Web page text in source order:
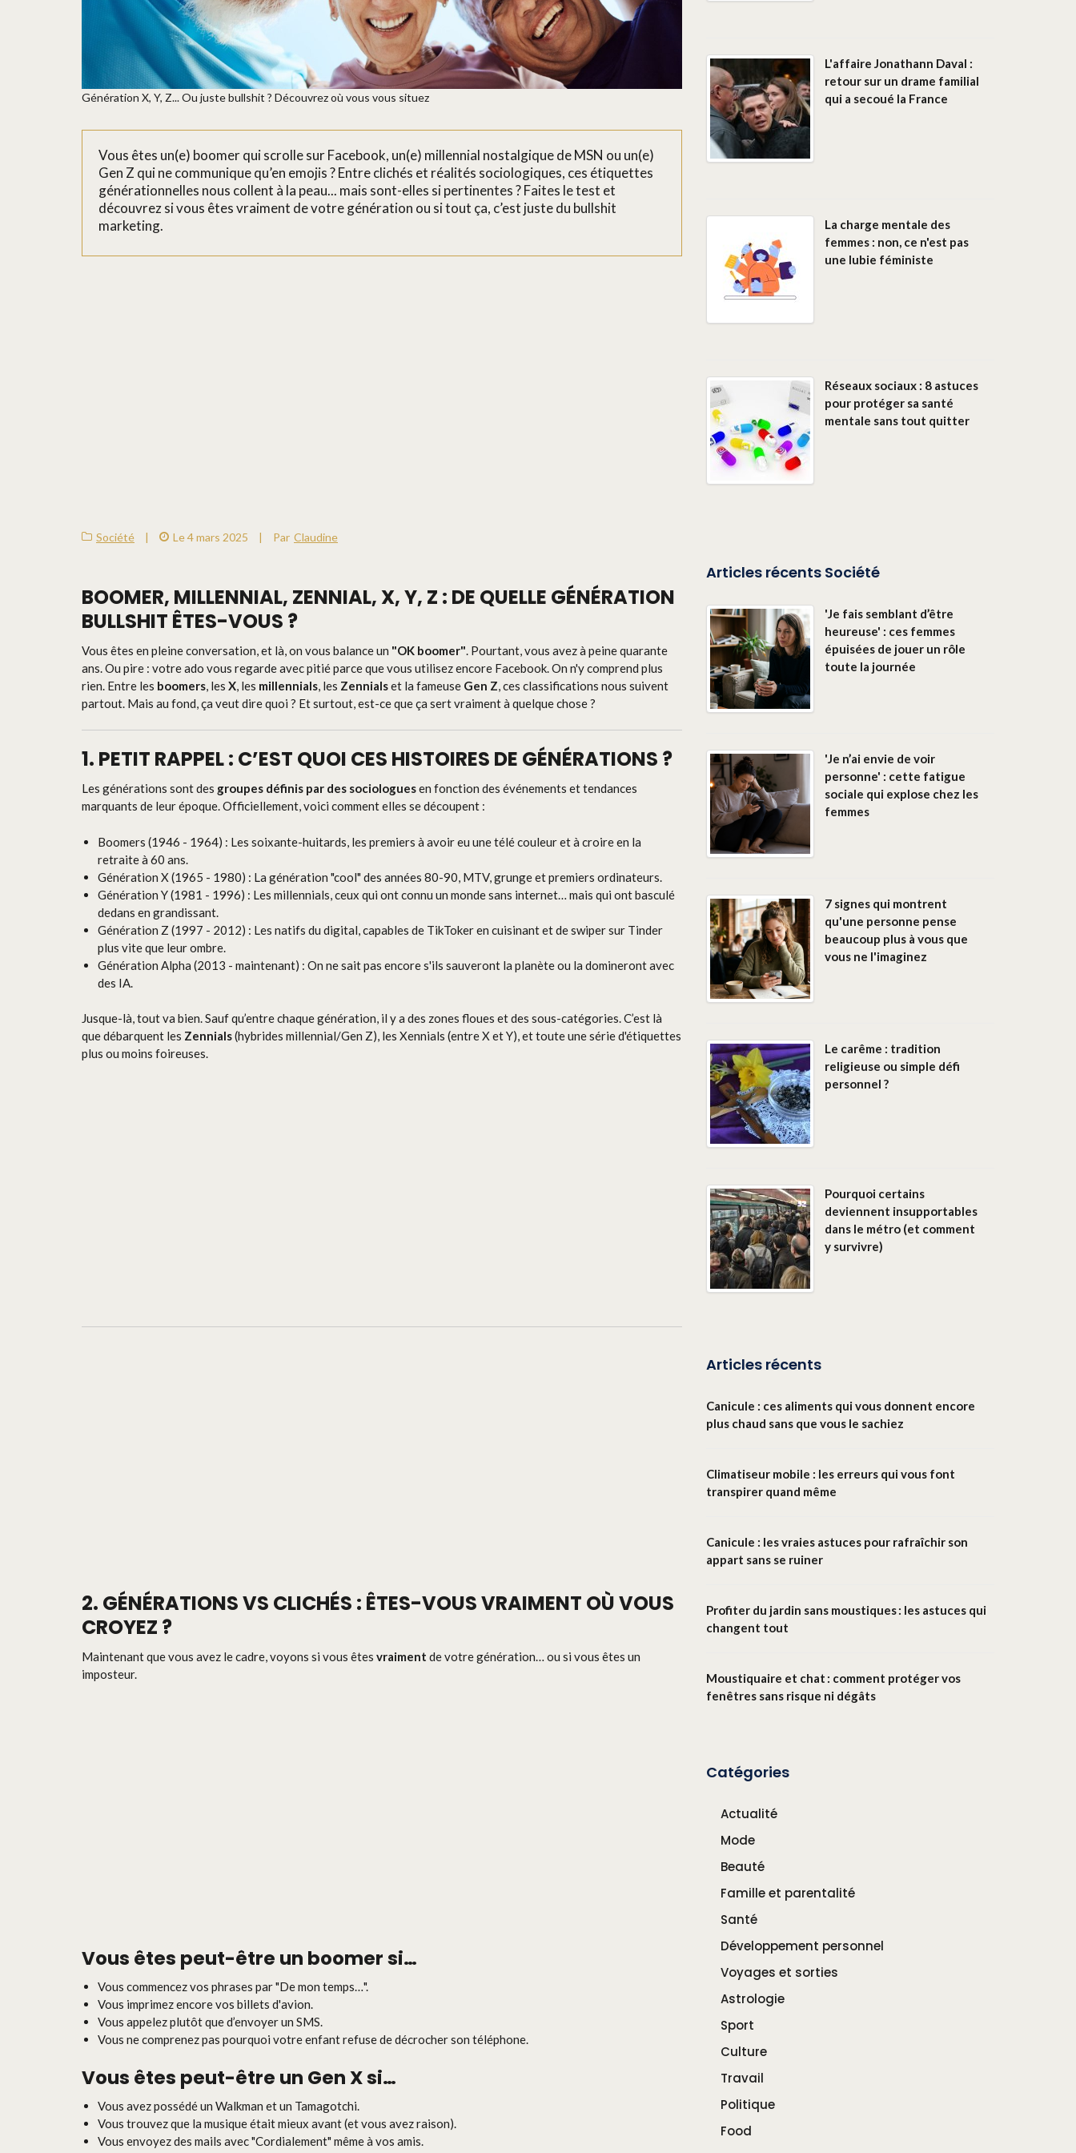
Génération X, Y, Z... Ou juste bullshit ? Découvrez où vous vous situez
Vous êtes un(e) boomer qui scrolle sur Facebook, un(e) millennial nostalgique de MSN ou un(e)
Gen Z qui ne communique qu’en emojis ? Entre clichés et réalités sociologiques, ces étiquettes
générationnelles nous collent à la peau... mais sont-elles si pertinentes ? Faites le test et
découvrez si vous êtes vraiment de votre génération ou si tout ça, c’est juste du bullshit
marketing.
Société | Le 4 mars 2025 | Par Claudine
BOOMER, MILLENNIAL, ZENNIAL, X, Y, Z : DE QUELLE GÉNÉRATION
BULLSHIT ÊTES-VOUS ?
Vous êtes en pleine conversation, et là, on vous balance un "OK boomer" . Pourtant, vous avez à peine quarante
ans. Ou pire : votre ado vous regarde avec pitié parce que vous utilisez encore Facebook. On n'y comprend plus
rien. Entre les boomers , les X , les millennials , les Zennialset la fameuse Gen Z , ces classifications nous suivent
partout. Mais au fond, ça veut dire quoi ? Et surtout, est-ce que ça sert vraiment à quelque chose ?
1. PETIT RAPPEL : C’EST QUOI CES HISTOIRES DE GÉNÉRATIONS ?
Les générations sont des groupes définis par des sociologuesen fonction des événements et tendances
marquants de leur époque. Officiellement, voici comment elles se découpent :
Boomers (1946 - 1964) : Les soixante-huitards, les premiers à avoir eu une télé couleur et à croire en la
retraite à 60 ans.
Génération X (1965 - 1980) : La génération "cool" des années 80-90, MTV, grunge et premiers ordinateurs.
Génération Y (1981 - 1996) : Les millennials, ceux qui ont connu un monde sans internet… mais qui ont basculé
dedans en grandissant.
Génération Z (1997 - 2012) : Les natifs du digital, capables de TikToker en cuisinant et de swiper sur Tinder
plus vite que leur ombre.
Génération Alpha (2013 - maintenant) : On ne sait pas encore s'ils sauveront la planète ou la domineront avec
des IA.
Jusque-là, tout va bien. Sauf qu’entre chaque génération, il y a des zones floues et des sous-catégories. C’est là
que débarquent les Zennials(hybrides millennial/Gen Z), les Xennials (entre X et Y), et toute une série d'étiquettes
plus ou moins foireuses.
2. GÉNÉRATIONS VS CLICHÉS : ÊTES-VOUS VRAIMENT OÙ VOUS
CROYEZ ?
Maintenant que vous avez le cadre, voyons si vous êtes vraiment de votre génération… ou si vous êtes un
imposteur.
Vous êtes peut-être un boomersi…
Vous commencez vos phrases par "De mon temps…".
Vous imprimez encore vos billets d'avion.
Vous appelez plutôt que d’envoyer un SMS.
Vous ne comprenez pas pourquoi votre enfant refuse de décrocher son téléphone.
Vous êtes peut-être un Gen Xsi…
Vous avez possédé un Walkman et un Tamagotchi.
Vous trouvez que la musique était mieux avant (et vous avez raison).
Vous envoyez des mails avec "Cordialement" même à vos amis.
L'affaire Jonathann Daval :
retour sur un drame familial
qui a secoué la France
La charge mentale des
femmes : non, ce n'est pas
une lubie féministe
Réseaux sociaux : 8 astuces
pour protéger sa santé
mentale sans tout quitter
Articles récents Société
'Je fais semblant d’être
heureuse' : ces femmes
épuisées de jouer un rôle
toute la journée
'Je n’ai envie de voir
personne' : cette fatigue
sociale qui explose chez les
femmes
7 signes qui montrent
qu'une personne pense
beaucoup plus à vous que
vous ne l'imaginez
Le carême : tradition
religieuse ou simple défi
personnel ?
Pourquoi certains
deviennent insupportables
dans le métro (et comment
y survivre)
Articles récents
Canicule : ces aliments qui vous donnent encore
plus chaud sans que vous le sachiez
Climatiseur mobile : les erreurs qui vous font
transpirer quand même
Canicule : les vraies astuces pour rafraîchir son
appart sans se ruiner
Profiter du jardin sans moustiques : les astuces qui
changent tout
Moustiquaire et chat : comment protéger vos
fenêtres sans risque ni dégâts
Catégories
Actualité
Mode
Beauté
Famille et parentalité
Santé
Développement personnel
Voyages et sorties
Astrologie
Sport
Culture
Travail
Politique
Food